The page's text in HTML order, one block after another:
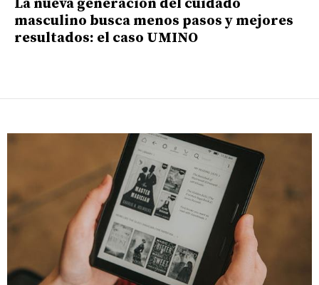
La nueva generación del cuidado
masculino busca menos pasos y mejores
resultados: el caso UMINO